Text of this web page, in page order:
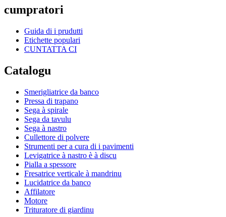
cumpratori
Guida di i prudutti
Etichette populari
CUNTATTA CI
Catalogu
Smerigliatrice da banco
Pressa di trapano
Sega à spirale
Sega da tavulu
Sega à nastro
Cullettore di polvere
Strumenti per a cura di i pavimenti
Levigatrice à nastro è à discu
Pialla a spessore
Fresatrice verticale à mandrinu
Lucidatrice da banco
Affilatore
Motore
Trituratore di giardinu